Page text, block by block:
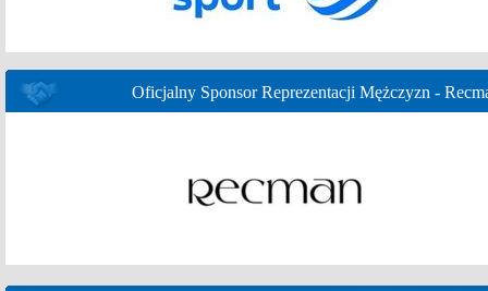
Oficjalny Sponsor Reprezentacji Mężczyzn -